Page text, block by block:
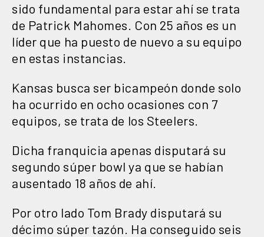
sido fundamental para estar ahí se trata
de Patrick Mahomes. Con 25 años es un
líder que ha puesto de nuevo a su equipo
en estas instancias.
Kansas busca ser bicampeón donde solo
ha ocurrido en ocho ocasiones con 7
equipos, se trata de los Steelers.
Dicha franquicia apenas disputará su
segundo súper bowl ya que se habían
ausentado 18 años de ahí.
Por otro lado Tom Brady disputará su
décimo súper tazón. Ha conseguido seis